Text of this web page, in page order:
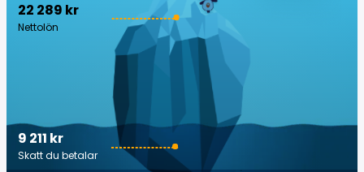
22 289 kr
Nettolön
9 211 kr
Skatt du betalar